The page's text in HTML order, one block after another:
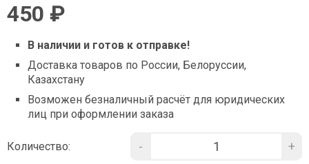
450 ₽
В наличии и готов к отправке!
Доставка товаров по России, Белоруссии,
Казахстану
Возможен безналичный расчёт для юридических
лиц при оформлении заказа
Количество: - +